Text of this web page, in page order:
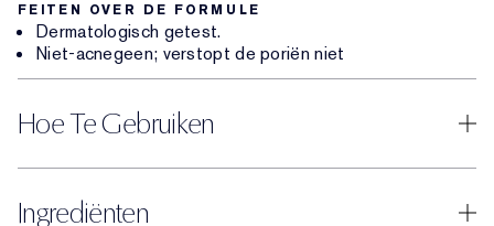
FEITEN OVER DE FORMULE
Dermatologisch getest.
Niet-acnegeen; verstopt de poriën niet
Hoe Te Gebruiken
Ingrediënten